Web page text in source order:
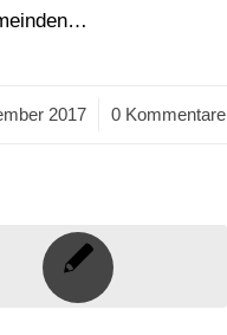
2017
/ 0 Kommentare